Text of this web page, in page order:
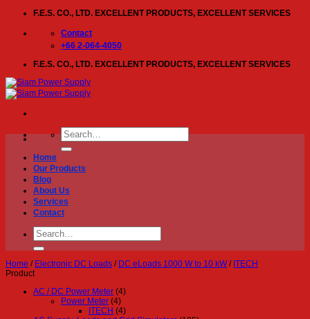
content
F.E.S. CO., LTD. EXCELLENT PRODUCTS, EXCELLENT SERVICES
Contact
+66 2-064-4050
F.E.S. CO., LTD. EXCELLENT PRODUCTS, EXCELLENT SERVICES
Search
for:
Home
Our Products
Blog
About Us
Services
Contact
Search
for:
Home / Electronic DC Loads / DC eLoads 1000 W to 10 kW / ITECH
Product
AC / DC Power Meter (4)
Power Meter (4)
ITECH (4)